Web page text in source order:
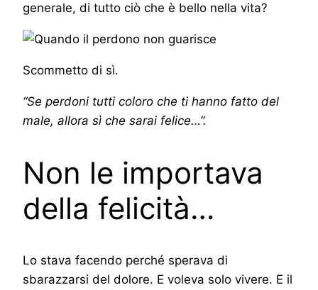
generale, di tutto ciò che è bello nella vita?
Scommetto di sì.
“Se perdoni tutti coloro che ti hanno fatto del
male, allora sì che sarai felice…”.
Non le importava
della felicità…
Lo stava facendo perché sperava di
sbarazzarsi del dolore. E voleva solo vivere. E il